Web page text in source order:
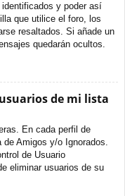
y poder así
que utilice el foro, los
resaltados. Si añade un
quedarán ocultos.
de mi lista
En cada perfil de
Amigos y/o Ignorados.
de Usuario
eliminar usuarios de su